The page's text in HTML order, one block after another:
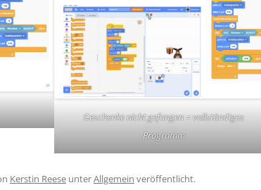
Geschenke nicht gefangen = vollständiges
Programm
Kerstin Reese unterAllgemein veröffentlicht.